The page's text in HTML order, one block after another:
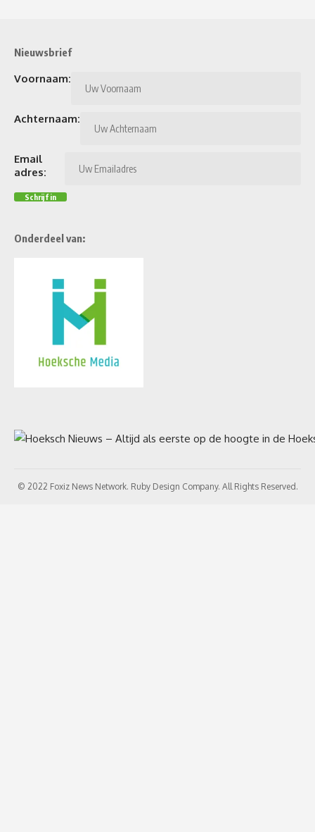
Nieuwsbrief
Voornaam:
Achternaam:
Email
adres:
Onderdeel van:
© 2022 Foxiz News Network. Ruby Design Company. All Rights Reserved.